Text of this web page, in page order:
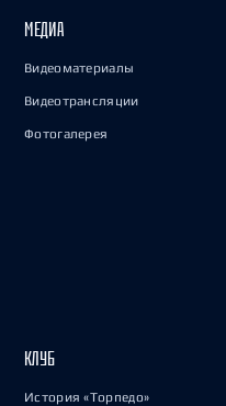
МЕДИА
Видеоматериалы
Видеотрансляции
Фотогалерея
КЛУБ
История «Торпедо»